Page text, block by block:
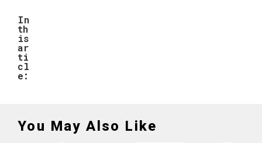
In
th
is
ar
ti
cl
e:
You May Also Like